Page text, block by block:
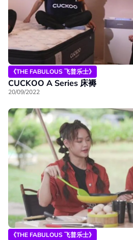
《THE FABULOUS 飞普乐士》
CUCKOO A Series 床褥
20/09/2022
《THE FABULOUS 飞普乐士》